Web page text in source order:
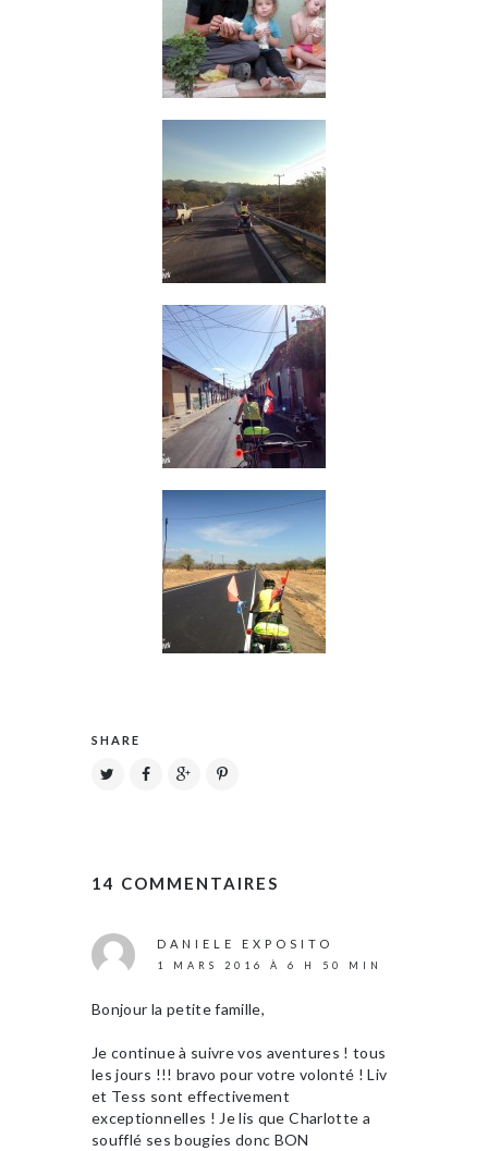
SHARE
14 COMMENTAIRES
DANIELE EXPOSITO
1 MARS 2016 À 6 H 50 MIN
Bonjour la petite famille,
Je continue à suivre vos aventures ! tous
les jours !!! bravo pour votre volonté ! Liv
et Tess sont effectivement
exceptionnelles ! Je lis que Charlotte a
soufflé ses bougies donc BON